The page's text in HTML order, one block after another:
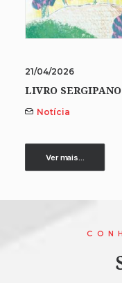
21/04/2026
LIVRO
Notícia
Ver mais...